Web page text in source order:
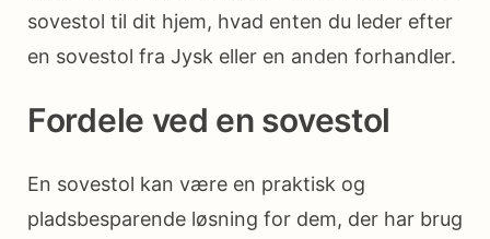
sovestol til dit hjem, hvad enten du leder efter
en sovestol fra Jysk eller en anden forhandler.
Fordele ved en sovestol
En sovestol kan være en praktisk og
pladsbesparende løsning for dem, der har brug